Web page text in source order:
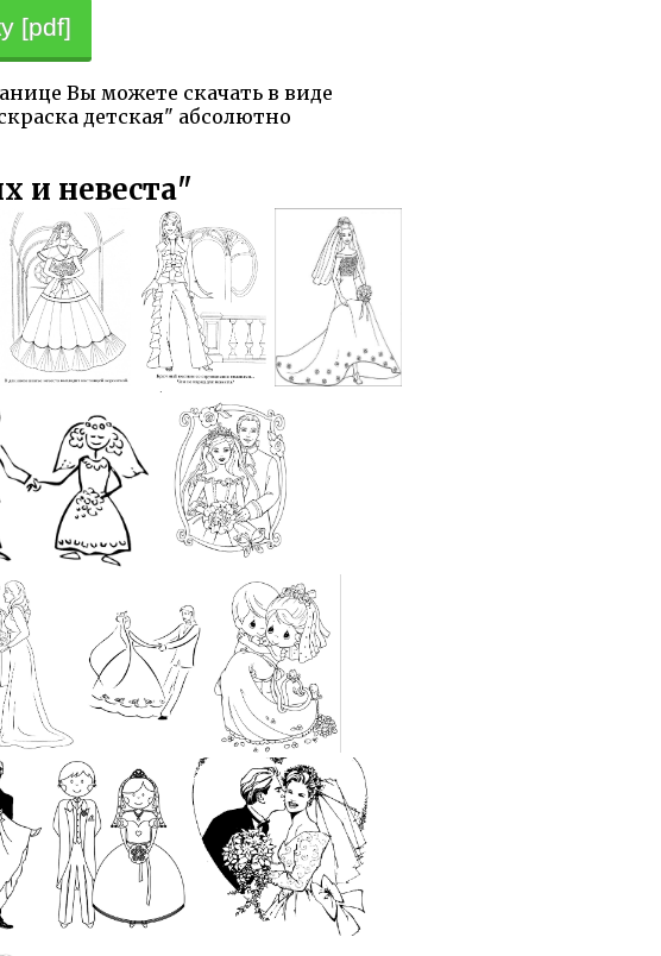
[pdf]
Вы можете скачать в виде
детская" абсолютно
и невеста"